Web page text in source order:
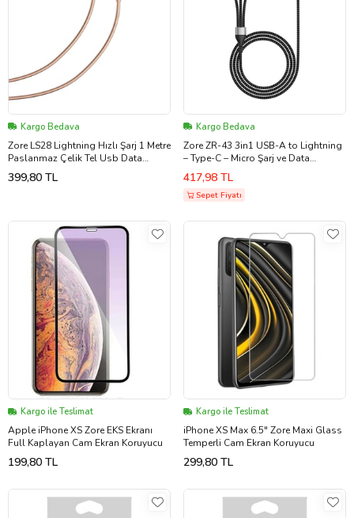
Kargo Bedava
Zore LS28 Lightning Hızlı Şarj 1 Metre
Paslanmaz Çelik Tel Usb Data
Kablo
399,80 TL
Kargo Bedava
Zore ZR-43 3in1 USB-A to Lightning
– Type-C – Micro Şarj ve Data
Kablosu 20W 1.5M
417,98 TL
Sepet Fiyatı
Kargo ile Teslimat
Apple iPhone XS Zore EKS Ekranı
Full Kaplayan Cam Ekran Koruyucu
199,80 TL
Kargo ile Teslimat
iPhone XS Max 6.5" Zore Maxi Glass
Temperli Cam Ekran Koruyucu
299,80 TL